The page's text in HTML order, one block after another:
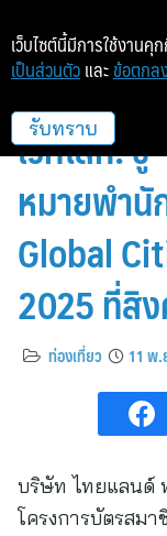
Thailand
เวทีโลก!
หมายพำนั
Global
2025 ที่สิ
ท่องเที่ยว 11 พ
บริษัท ไทยแลนด์
โครงการบัตรสมา
เว็บไซต์นี้มีการใช้งานคุ
เป็นส่วนตัว และ ข้อตกล
รับทราบ